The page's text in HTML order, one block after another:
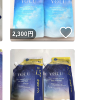
いいね！
2,300円 いいね！